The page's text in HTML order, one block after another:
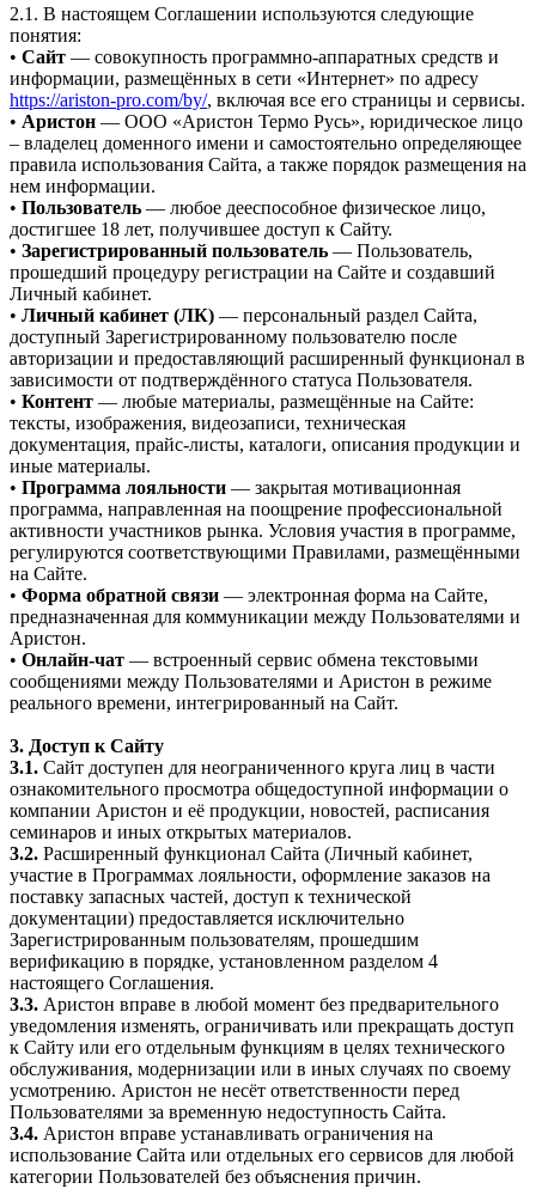
2.1. В настоящем Соглашении используются следующие
понятия:
• Сайт — совокупность программно-аппаратных средств и
информации, размещённых в сети «Интернет» по адресу
https://ariston-pro.com/by/, включая все его страницы и сервисы.
• Аристон — ООО «Аристон Термо Русь», юридическое лицо
– владелец доменного имени и самостоятельно определяющее
правила использования Сайта, а также порядок размещения на
нем информации.
• Пользователь — любое дееспособное физическое лицо,
достигшее 18 лет, получившее доступ к Сайту.
• Зарегистрированный пользователь — Пользователь,
прошедший процедуру регистрации на Сайте и создавший
Личный кабинет.
• Личный кабинет (ЛК) — персональный раздел Сайта,
доступный Зарегистрированному пользователю после
авторизации и предоставляющий расширенный функционал в
зависимости от подтверждённого статуса Пользователя.
• Контент — любые материалы, размещённые на Сайте:
тексты, изображения, видеозаписи, техническая
документация, прайс-листы, каталоги, описания продукции и
иные материалы.
• Программа лояльности — закрытая мотивационная
программа, направленная на поощрение профессиональной
активности участников рынка. Условия участия в программе,
регулируются соответствующими Правилами, размещёнными
на Сайте.
• Форма обратной связи — электронная форма на Сайте,
предназначенная для коммуникации между Пользователями и
Аристон.
• Онлайн-чат — встроенный сервис обмена текстовыми
сообщениями между Пользователями и Аристон в режиме
реального времени, интегрированный на Сайт.
3. Доступ к Сайту
3.1. Сайт доступен для неограниченного круга лиц в части
ознакомительного просмотра общедоступной информации о
компании Аристон и её продукции, новостей, расписания
семинаров и иных открытых материалов.
3.2. Расширенный функционал Сайта (Личный кабинет,
участие в Программах лояльности, оформление заказов на
поставку запасных частей, доступ к технической
документации) предоставляется исключительно
Зарегистрированным пользователям, прошедшим
верификацию в порядке, установленном разделом 4
настоящего Соглашения.
3.3. Аристон вправе в любой момент без предварительного
уведомления изменять, ограничивать или прекращать доступ
к Сайту или его отдельным функциям в целях технического
обслуживания, модернизации или в иных случаях по своему
усмотрению. Аристон не несёт ответственности перед
Пользователями за временную недоступность Сайта.
3.4. Аристон вправе устанавливать ограничения на
использование Сайта или отдельных его сервисов для любой
категории Пользователей без объяснения причин.